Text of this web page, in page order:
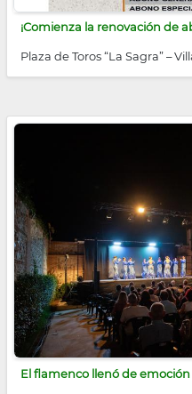
¡Comienza la renovación de
Plaza de Toros “La Sagra” –
El flamenco llenó de emoción